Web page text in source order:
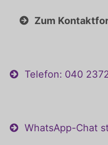
Zum
Telefon: 040
WhatsApp-Chat